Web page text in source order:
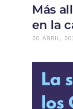
Más
en la
20 ABRIL,